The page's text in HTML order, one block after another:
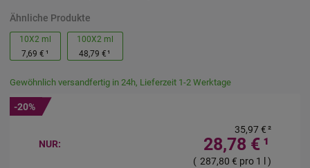
Ähnliche Produkte
10X2 ml
7,69 € ¹
100X2 ml
48,79 €¹
Gewöhnlich versandfertig in 24h, Lieferzeit 1-2 Werktage
NUR: 28,78 € ¹
35,97 €²
( 287,80 € pro 1 l )
-20%